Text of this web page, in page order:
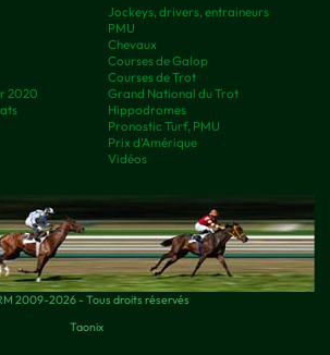
2020
Jockeys, drivers, entraineurs
PMU
Chevaux
Courses de Galop
Courses de Trot
Grand National du Trot
Hippodromes
Pronostic Turf, PMU
Prix d’Amérique
Vidéos
2009-2026 - Tous droits réservés
Taonix